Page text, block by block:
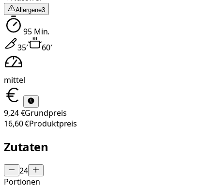
Allergene3
95Min.
35′ 60′
mittel
9,24 €Grundpreis
16,60 €Produktpreis
Zutaten
24
Portionen